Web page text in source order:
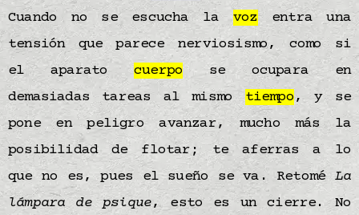
Cuando no se escucha lavozentra una
tensión que parece nerviosismo, como si
el aparato cuerpo se ocupara en
demasiadas tareas al mismo tiempo, y se
pone en peligro avanzar, mucho más la
posibilidad de flotar; te aferras a lo
que no es, pues el sueño se va. Retomé La
lámpara de psique, esto es un cierre. No